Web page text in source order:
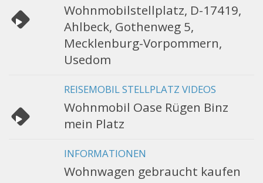
Wohnmobilstellplatz, D-17419,
Ahlbeck, Gothenweg 5,
Mecklenburg-Vorpommern,
Usedom
REISEMOBIL STELLPLATZ VIDEOS
Wohnmobil Oase Rügen Binz
mein Platz
INFORMATIONEN
Wohnwagen gebraucht kaufen